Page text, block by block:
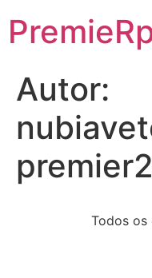
Autor:
Todos os